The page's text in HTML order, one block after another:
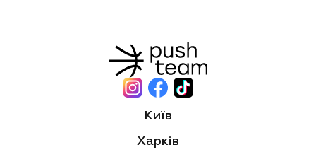
Київ
Харків